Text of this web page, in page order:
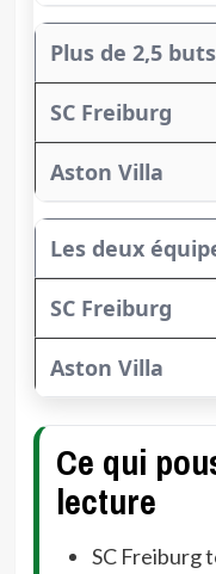
Plus de 2,5
Les deux
Ce qui
lecture
SC Freiburg